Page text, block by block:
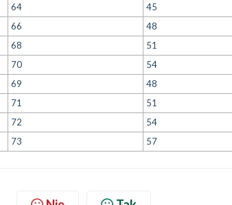
64
45
66
48
68
51
70
54
69
48
71
51
72
54
73 57